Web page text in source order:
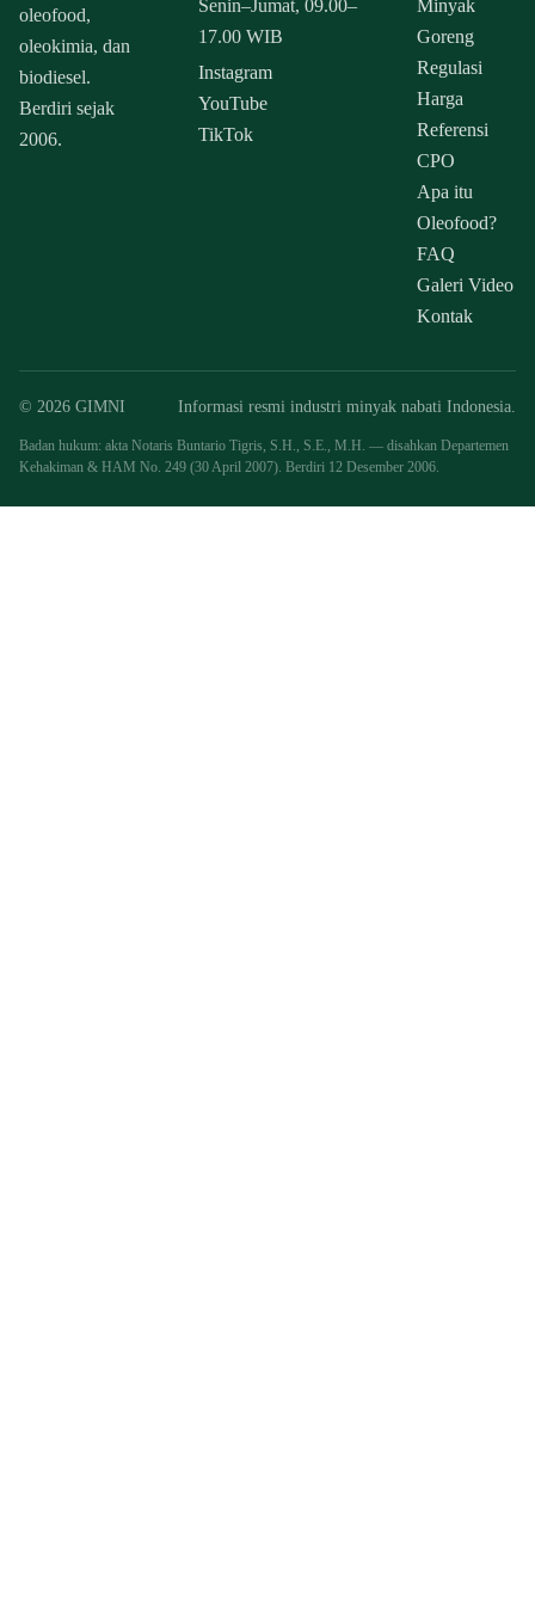
oleofood,
oleokimia, dan
biodiesel.
Berdiri sejak
2006.
Senin–Jumat, 09.00–
17.00 WIB
Instagram
YouTube
TikTok
Minyak
Goreng
Regulasi
Harga
Referensi
CPO
Apa itu
Oleofood?
FAQ
Galeri Video
Kontak
© 2026 GIMNI Informasi resmi industri minyak nabati Indonesia.
Badan hukum: akta Notaris Buntario Tigris, S.H., S.E., M.H. — disahkan Departemen
Kehakiman & HAM No. 249 (30 April 2007). Berdiri 12 Desember 2006.